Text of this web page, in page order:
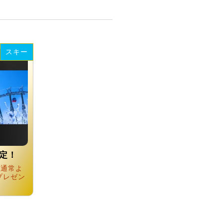
スキー
！
常よ
レゼン